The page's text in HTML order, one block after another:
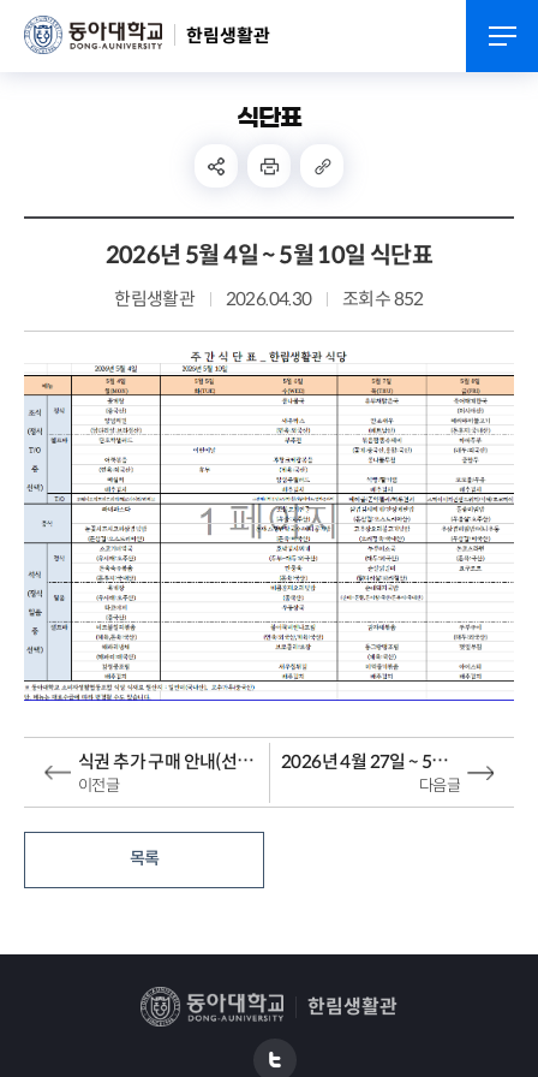
한림생활관
식단표
2026년 5월 4일 ~ 5월 10일 식단표
한림생활관 2026.04.30 조회수 852
이전글
식권 추가 구매 안내(선택식 신청자에 한함)
다음글
2026년 4월 27일 ~ 5월 3일 식단표
목록
한림생활관